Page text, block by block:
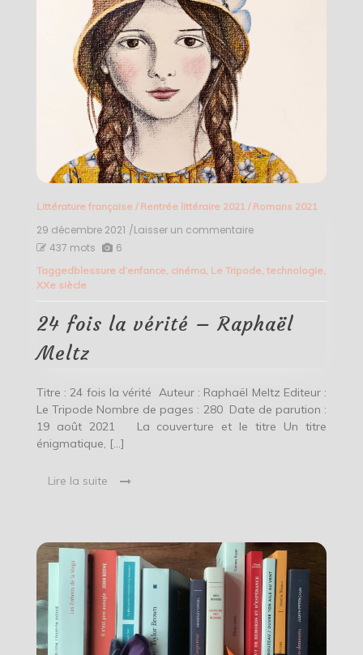
Littérature française/ Rentrée littéraire 2021 / Romans 2021
29 décembre 2021 /Laisser un commentaireon
la
Raphaël
Meltz
437 mots 6
Taggedblessure d’enfance, cinéma, Le Tripode, technologie,
XXe siècle
24 fois la vérité – Raphaël
Meltz
Titre : 24 fois la vérité Auteur : Raphaël Meltz Editeur :
Le Tripode Nombre de pages : 280 Date de parution :
19 août 2021 La couverture et le titre Un titre
énigmatique, […]
Lire la suite